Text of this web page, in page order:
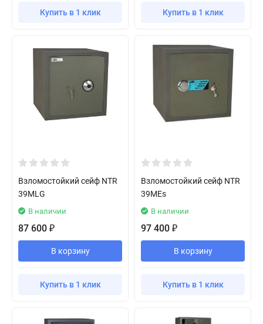
Купить в 1 клик Купить в 1 клик
Взломостойкий сейф NTR
39MLG
В наличии
87 600 ₽
В корзину
Купить в 1 клик
Взломостойкий сейф NTR
39MEs
В наличии
97 400 ₽
В корзину
Купить в 1 клик